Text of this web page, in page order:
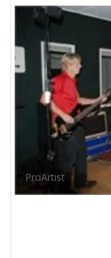
ProArtist